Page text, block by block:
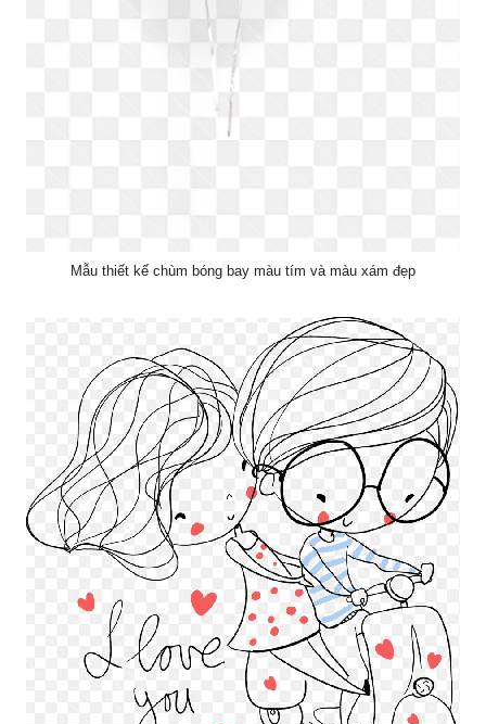
Mẫu thiết kế chùm bóng bay màu tím và màu xám đẹp